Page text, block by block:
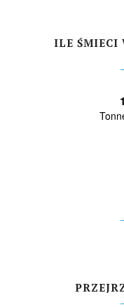
ILE ŚMIECI